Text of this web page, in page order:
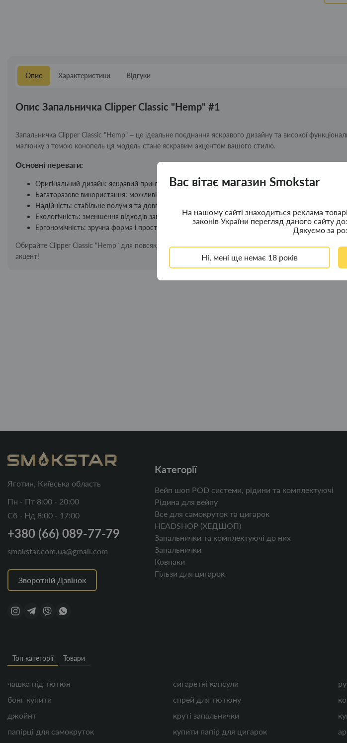
Вас вітає магазин Smokstar
На нашому сайті знаходиться реклама
законів України перегляд даного сайту
Дякуємо за
Ні, мені ще немає 18 років
Опис Характеристики Відгуки
Опис Запальничка Clipper Classic "Hemp" #1
Запальничка Clipper Classic "Hemp" – це ідеальне поєднання яскравого дизайну та високої
малюнку з темою конопель ця модель стане яскравим акцентом вашого стилю.
Основні переваги:
Оригінальний дизайн: яскравий принт "Hemp", що привертає увагу.
Багаторазове використання: можливість заправки газом та заміни кременю для тривалого
Надійність: стабільне полум’я та довговічність від бренду Clipper.
Екологічність: зменшення відходів завдяки перезаправній конструкції.
Ергономічність: зручна форма і простота у використанні.
Обирайте Clipper Classic "Hemp" для повсякденного використання або колекціонування і додайте
акцент!
Яготин, Київська область
Пн - Пт 8:00 - 20:00
Сб - Нд 8:00 - 17:00
+380 (66) 089-77-79
smokstar.com.ua@gmail.com
Зворотній Дзвінок
Категорії
Вейп шоп POD системи, рідини та комплектуючі
Рідина для вейпу
Все для самокруток та цигарок
HEADSHOP (ХЕДШОП)
Запальнички та комплектуючі до них
Запальнички
Ковпаки
Гільзи для цигарок
Топ категорії Товари
чашка під тютюн
бонг купити
джойнт
папірці для самокруток
сигаретні капсули
спрей для тютюну
круті запальнички
купити папір для цигарок